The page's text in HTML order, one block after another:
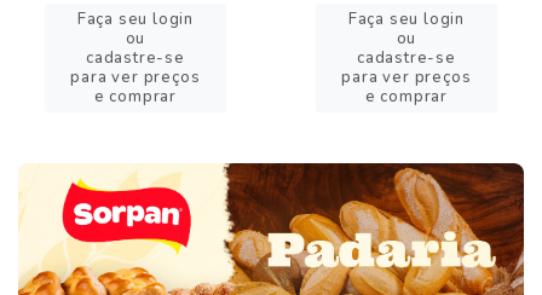
Faça seu login
ou
cadastre-se
para ver preços
e comprar
Faça seu login
ou
cadastre-se
para ver preços
e comprar